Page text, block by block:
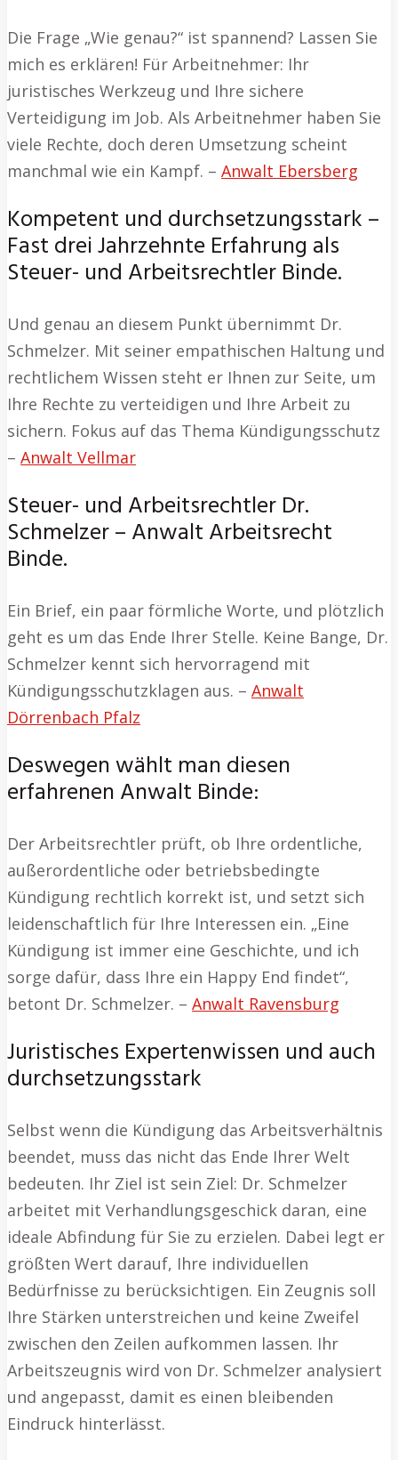
Die Frage „Wie genau?“ ist spannend? Lassen Sie
mich es erklären! Für Arbeitnehmer: Ihr
juristisches Werkzeug und Ihre sichere
Verteidigung im Job. Als Arbeitnehmer haben Sie
viele Rechte, doch deren Umsetzung scheint
manchmal wie ein Kampf. – Anwalt Ebersberg
Kompetent und durchsetzungsstark –
Fast drei Jahrzehnte Erfahrung als
Steuer- und Arbeitsrechtler Binde.
Und genau an diesem Punkt übernimmt Dr.
Schmelzer. Mit seiner empathischen Haltung und
rechtlichem Wissen steht er Ihnen zur Seite, um
Ihre Rechte zu verteidigen und Ihre Arbeit zu
sichern. Fokus auf das Thema Kündigungsschutz
– Anwalt Vellmar
Steuer- und Arbeitsrechtler Dr.
Schmelzer – Anwalt Arbeitsrecht
Binde.
Ein Brief, ein paar förmliche Worte, und plötzlich
geht es um das Ende Ihrer Stelle. Keine Bange, Dr.
Schmelzer kennt sich hervorragend mit
Kündigungsschutzklagen aus. – Anwalt
Dörrenbach Pfalz
Deswegen wählt man diesen
erfahrenen Anwalt Binde:
Der Arbeitsrechtler prüft, ob Ihre ordentliche,
außerordentliche oder betriebsbedingte
Kündigung rechtlich korrekt ist, und setzt sich
leidenschaftlich für Ihre Interessen ein. „Eine
Kündigung ist immer eine Geschichte, und ich
sorge dafür, dass Ihre ein Happy End findet“,
betont Dr. Schmelzer. – Anwalt Ravensburg
Juristisches Expertenwissen und auch
durchsetzungsstark
Selbst wenn die Kündigung das Arbeitsverhältnis
beendet, muss das nicht das Ende Ihrer Welt
bedeuten. Ihr Ziel ist sein Ziel: Dr. Schmelzer
arbeitet mit Verhandlungsgeschick daran, eine
ideale Abfindung für Sie zu erzielen. Dabei legt er
größten Wert darauf, Ihre individuellen
Bedürfnisse zu berücksichtigen. Ein Zeugnis soll
Ihre Stärken unterstreichen und keine Zweifel
zwischen den Zeilen aufkommen lassen. Ihr
Arbeitszeugnis wird von Dr. Schmelzer analysiert
und angepasst, damit es einen bleibenden
Eindruck hinterlässt.